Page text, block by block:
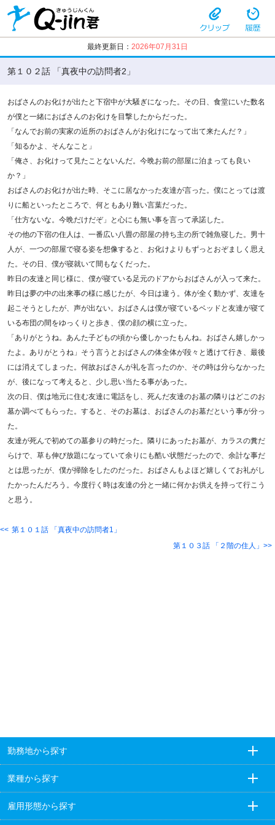
最終更新日： 2026年07月31日
第１０２話 「真夜中の訪問者2」
おばさんのお化けが出たと下宿中が大騒ぎになった。その日、食堂にいた数名
が僕と一緒におばさんのお化けを目撃したからだった。
「なんでお前の実家の近所のおばさんがお化けになって出て来たんだ？」
「知るかよ、そんなこと」
「俺さ、お化けって見たことないんだ。今晩お前の部屋に泊まっても良い
か？」
おばさんのお化けが出た時、そこに居なかった友達が言った。僕にとっては渡
りに船といったところで、何ともあり難い言葉だった。
「仕方ないな。今晩だけだぞ」と心にも無い事を言って承諾した。
その他の下宿の住人は、一番広い八畳の部屋の持ち主の所で雑魚寝した。男十
人が、一つの部屋で寝る姿を想像すると、お化けよりもずっとおぞましく思え
た。その日、僕が寝就いて間もなくだった。
昨日の友達と同じ様に、僕が寝ている足元のドアからおばさんが入って来た。
昨日は夢の中の出来事の様に感じたが、今日は違う。体が全く動かず、友達を
起こそうとしたが、声が出ない。おばさんは僕が寝ているベッドと友達が寝て
いる布団の間をゆっくりと歩き、僕の顔の横に立った。
「ありがとうね。あんた子どもの頃から優しかったもんね。おばさん嬉しかっ
たよ。ありがとうね」そう言うとおばさんの体全体が段々と透けて行き、最後
には消えてしまった。何故おばさんが礼を言ったのか、その時は分らなかった
が、後になって考えると、少し思い当たる事があった。
次の日、僕は地元に住む友達に電話をし、死んだ友達のお墓の隣りはどこのお
墓か調べてもらった。すると、そのお墓は、おばさんのお墓だという事が分っ
た。
友達が死んで初めての墓参りの時だった。隣りにあったお墓が、カラスの糞だ
らけで、草も伸び放題になっていて余りにも酷い状態だったので、余計な事だ
とは思ったが、僕が掃除をしたのだった。おばさんもよほど嬉しくてお礼がし
たかったんだろう。今度行く時は友達の分と一緒に何かお供えを持って行こう
と思う。
第１０１話 「真夜中の訪問者1」
第１０３話 「２階の住人」
勤務地から探す
業種から探す
雇用形態から探す